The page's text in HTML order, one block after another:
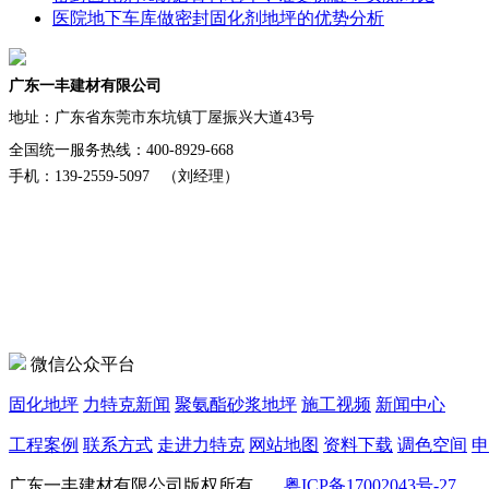
医院地下车库做密封固化剂地坪的优势分析
广东一丰建材有限公司
地址： 广东省东莞市东坑镇丁屋振兴大道43号
全国统一服务热线：400-8929-668
手机：139-2559-5097 （刘经理）
微信公众平台
固化地坪 力特克新闻 聚氨酯砂浆地坪 施工视频 新闻中心
工程案例 联系方式 走进力特克 网站地图 资料下载 调色空间
广东一丰建材有限公司版权所有 粤ICP备17002043号-27